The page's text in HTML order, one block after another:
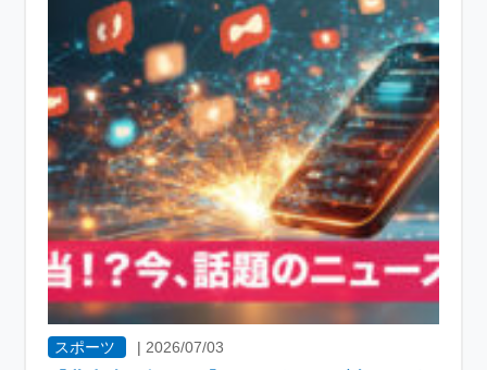
スポーツ |2026/07/03